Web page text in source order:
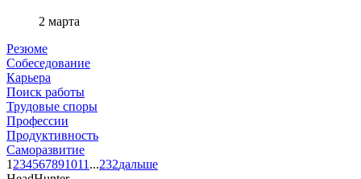
2 марта
Резюме
Собеседование
Карьера
Поиск работы
Трудовые споры
Профессии
Продуктивность
Саморазвитие
1 234567891011 ...232дальше